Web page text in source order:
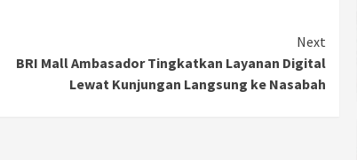
Next
BRI Mall Ambasador Tingkatkan Layanan Digital
Lewat Kunjungan Langsung ke Nasabah